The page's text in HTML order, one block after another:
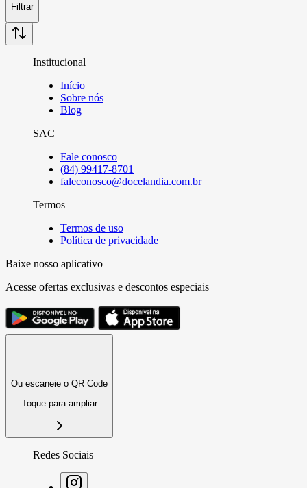
Filtrar
Institucional
Início
Sobre nós
Blog
SAC
Fale conosco
(84) 99417-8701
faleconosco@docelandia.com.br
Termos
Termos de uso
Política de privacidade
Baixe nosso aplicativo
Acesse ofertas exclusivas e descontos especiais
Ou escaneie o QR Code
Toque para ampliar
Redes Sociais